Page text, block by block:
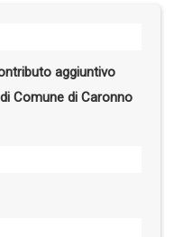
aggiuntivo
Comune di Caronno